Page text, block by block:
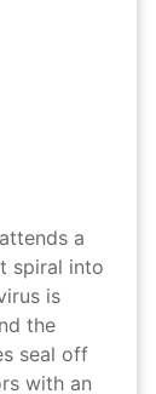
a
spiral into
is
the
seal off
with an